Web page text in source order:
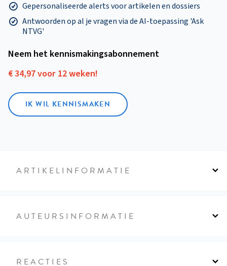
Gepersonaliseerde alerts voor artikelen en dossiers
Antwoorden op al je vragen via de AI-toepassing 'Ask
NTVG'
Neem het kennismakings­abonnement
€ 34,97 voor 12 weken!
IK WIL KENNISMAKEN
ARTIKELINFORMATIE
AUTEURSINFORMATIE
REACTIES